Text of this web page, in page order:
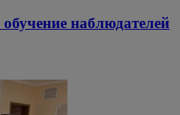
наблюдателей